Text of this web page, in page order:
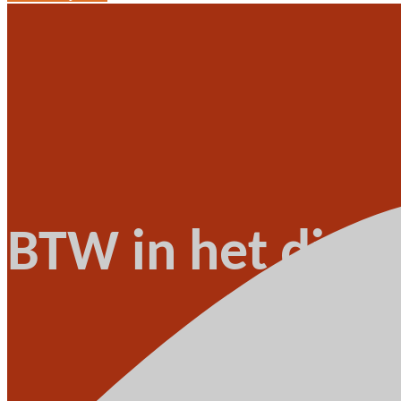
BTW in het